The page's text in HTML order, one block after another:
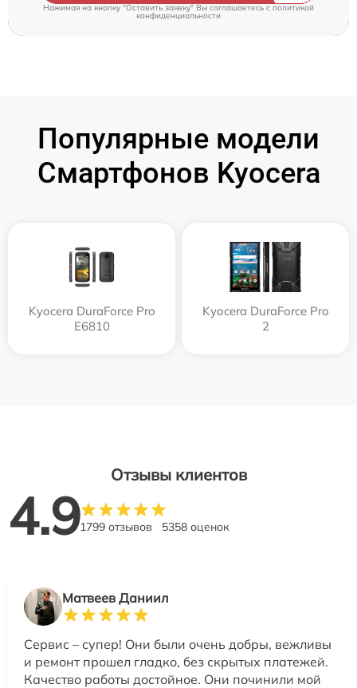
Нажимая на кнопку "Оставить заявку" Вы соглашаетесь cполитикой
конфиденциальности
Популярные модели
Смартфонов Kyocera
Kyocera DuraForce Pro
E6810
Kyocera DuraForce Pro
2
Отзывы клиентов
4.91799 отзывов 5358 оценок
Матвеев Даниил
Сервис – супер! Они были очень добры, вежливы
и ремонт прошел гладко, без скрытых платежей.
Качество работы достойное. Они починили мой